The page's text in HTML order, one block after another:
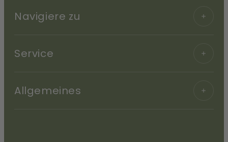
Navigiere zu
Service
Allgemeines